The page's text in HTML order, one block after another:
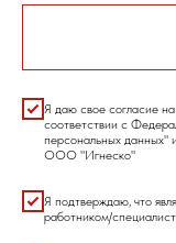
Я даю свое согласие
соответствии с
персональных данных"
ООО "Игнеско"
Я подтверждаю, что
работником/